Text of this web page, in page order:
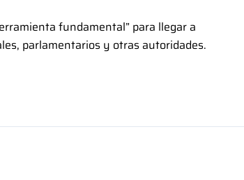
fundamental” para llegar a
parlamentarios y otras autoridades.